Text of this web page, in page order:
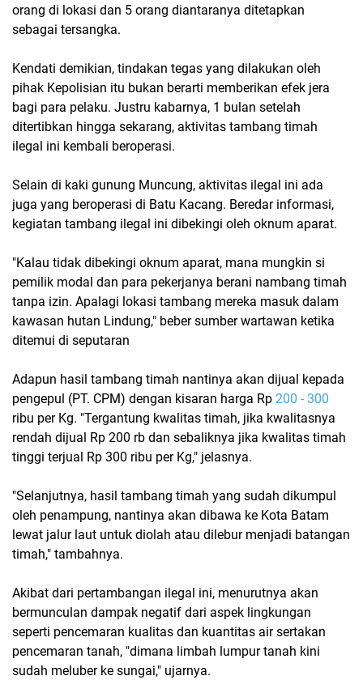
orang di lokasi dan 5 orang diantaranya ditetapkan
sebagai tersangka.
Kendati demikian, tindakan tegas yang dilakukan oleh
pihak Kepolisian itu bukan berarti memberikan efek jera
bagi para pelaku. Justru kabarnya, 1 bulan setelah
ditertibkan hingga sekarang, aktivitas tambang timah
ilegal ini kembali beroperasi.
Selain di kaki gunung Muncung, aktivitas ilegal ini ada
juga yang beroperasi di Batu Kacang. Beredar informasi,
kegiatan tambang ilegal ini dibekingi oleh oknum aparat.
"Kalau tidak dibekingi oknum aparat, mana mungkin si
pemilik modal dan para pekerjanya berani nambang timah
tanpa izin. Apalagi lokasi tambang mereka masuk dalam
kawasan hutan Lindung," beber sumber wartawan ketika
ditemui di seputaran
Adapun hasil tambang timah nantinya akan dijual kepada
pengepul (PT. CPM) dengan kisaran harga Rp 200 - 300
ribu per Kg. "Tergantung kwalitas timah, jika kwalitasnya
rendah dijual Rp 200 rb dan sebaliknya jika kwalitas timah
tinggi terjual Rp 300 ribu per Kg," jelasnya.
"Selanjutnya, hasil tambang timah yang sudah dikumpul
oleh penampung, nantinya akan dibawa ke Kota Batam
lewat jalur laut untuk diolah atau dilebur menjadi batangan
timah," tambahnya.
Akibat dari pertambangan ilegal ini, menurutnya akan
bermunculan dampak negatif dari aspek lingkungan
seperti pencemaran kualitas dan kuantitas air sertakan
pencemaran tanah, "dimana limbah lumpur tanah kini
sudah meluber ke sungai," ujarnya.